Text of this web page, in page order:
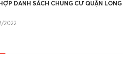
DANH SÁCH CHUNG CƯ QUẬN LONG
2022